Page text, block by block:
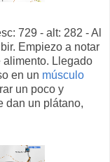
729 - alt: 282 - Al
Empiezo a notar
alimento. Llegado
en un músculo
un poco y
dan un plátano,